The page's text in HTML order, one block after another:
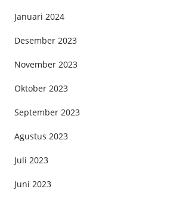
Januari 2024
Desember 2023
November 2023
Oktober 2023
September 2023
Agustus 2023
Juli 2023
Juni 2023